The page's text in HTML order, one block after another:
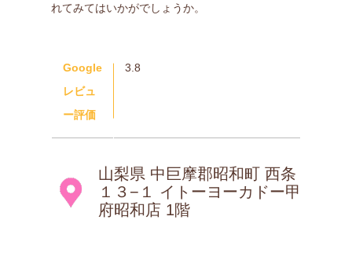
れてみてはいかがでしょうか。
Google
レビュ
ー評価
3.8
山梨県 中巨摩郡昭和町 西条
１３−１ イトーヨーカドー甲
府昭和店 1階